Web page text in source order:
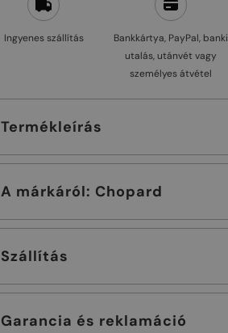
Ingyenes szállítás
Bankkártya, PayPal, banki
utalás, utánvét vagy
személyes átvétel
Termékleírás
A márkáról: Chopard
Szállítás
Garancia és reklamáció